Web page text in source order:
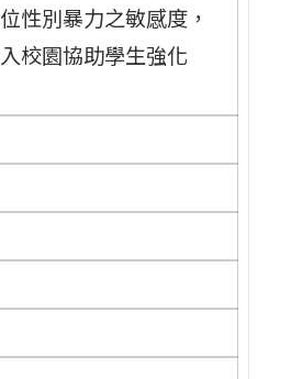
性別暴力之敏感度，
校園協助學生強化